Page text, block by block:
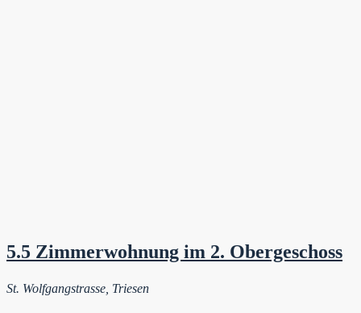
5.5 Zimmerwohnung im 2. Obergeschoss
St. Wolfgangstrasse, Triesen